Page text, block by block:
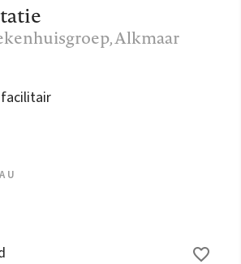
, Alkmaar
facilitair